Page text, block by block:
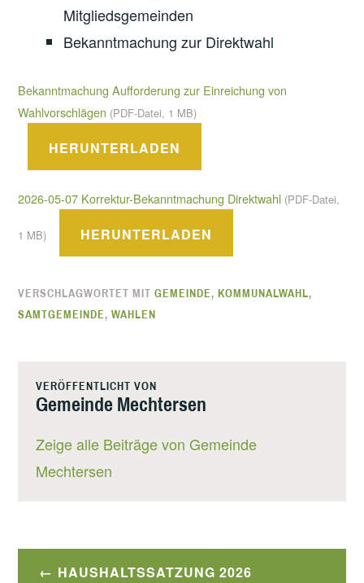
Mitgliedsgemeinden
Bekanntmachung zur Direktwahl
Bekanntmachung Aufforderung zur Einreichung von
Wahlvorschlägen (PDF-Datei, 1 MB)
HERUNTERLADEN
2026-05-07 Korrektur-Bekanntmachung Direktwahl (PDF-Datei,
1 MB) HERUNTERLADEN
VERSCHLAGWORTET MITGEMEINDE,KOMMUNALWAHL,
SAMTGEMEINDE,WAHLEN
VERÖFFENTLICHT VON
Gemeinde Mechtersen
Zeige alle Beiträge von Gemeinde
Mechtersen
Beitragsnavigation
HAUSHALTSSATZUNG 2026